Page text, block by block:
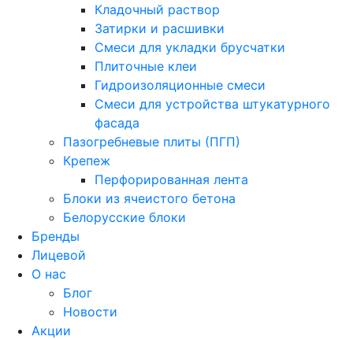
Кладочный раствор
Затирки и расшивки
Смеси для укладки брусчатки
Плиточные клеи
Гидроизоляционные смеси
Смеси для устройства штукатурного
фасада
Пазогребневые плиты (ПГП)
Крепеж
Перфорированная лента
Блоки из ячеистого бетона
Белорусские блоки
Бренды
Лицевой
О нас
Блог
Новости
Акции